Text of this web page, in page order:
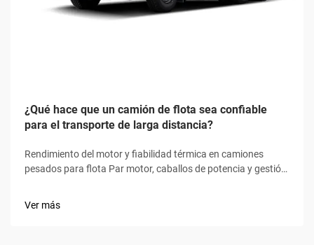
¿Qué hace que un camión de flota sea confiable
para el transporte de larga distancia?
Rendimiento del motor y fiabilidad térmica en camiones
pesados para flota Par motor, caballos de potencia y gestión
Ver más